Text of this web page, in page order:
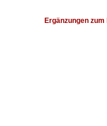
Ergänzungen